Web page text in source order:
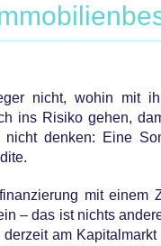
nicht, wohin mit
ins Risiko gehen,
denken: Eine
mit einem
– das ist nichts
am